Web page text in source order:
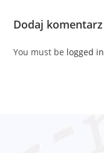
Dodaj komentarz
You must be logged in